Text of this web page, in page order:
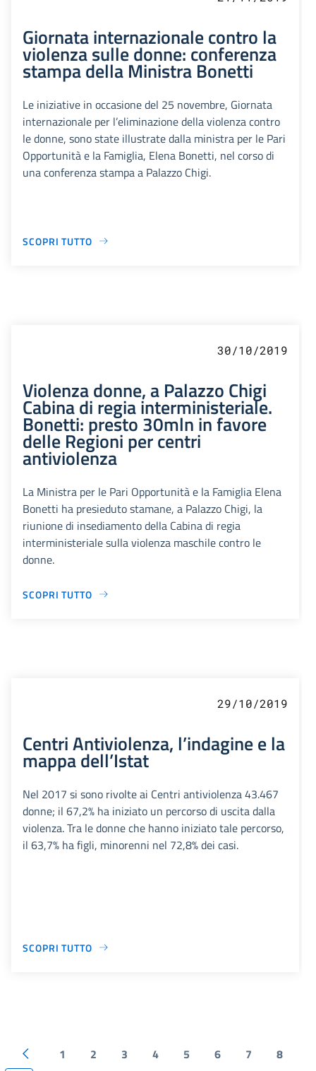
Giornata internazionale contro la
violenza sulle donne: conferenza
stampa della Ministra Bonetti
Le iniziative in occasione del 25 novembre, Giornata
internazionale per l’eliminazione della violenza contro
le donne, sono state illustrate dalla ministra per le Pari
Opportunità e la Famiglia, Elena Bonetti, nel corso di
una conferenza stampa a Palazzo Chigi.
SCOPRI TUTTO
30/10/2019
Violenza donne, a Palazzo Chigi
Cabina di regia interministeriale.
Bonetti: presto 30mln in favore
delle Regioni per centri
antiviolenza
La Ministra per le Pari Opportunità e la Famiglia Elena
Bonetti ha presieduto stamane, a Palazzo Chigi, la
riunione di insediamento della Cabina di regia
interministeriale sulla violenza maschile contro le
donne.
SCOPRI TUTTO
29/10/2019
Centri Antiviolenza, l’indagine e la
mappa dell’Istat
Nel 2017 si sono rivolte ai Centri antiviolenza 43.467
donne; il 67,2% ha iniziato un percorso di uscita dalla
violenza. Tra le donne che hanno iniziato tale percorso,
il 63,7% ha figli, minorenni nel 72,8% dei casi.
SCOPRI TUTTO
1 2 3 4 5 6 7
8